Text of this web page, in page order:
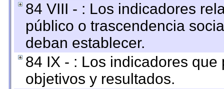
84 VIII - : Los indicadores
público o trascendencia
deban establecer.
84 IX - : Los indicadores
objetivos y resultados.